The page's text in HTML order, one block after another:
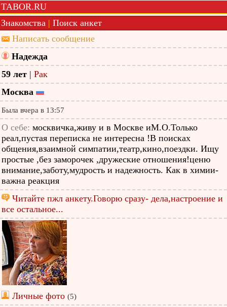
TABOR.RU
Знакомства | Поиск анкет
Написать сообщение
Надежда
59 лет | Рак
Москва
Была вчера в 13:57
О себе: москвичка,живу и в Москве иМ.О.Только
реал,пустая переписка не интересна !В поисках
общения,взаимной симпатии,театр,кино,поездки. Ищу
простые ,без заморочек ,дружеские отношения!ценю
внимание,заботу,мудрость и надежность. Как в химии-
важна реакция
Читайте пжл анкету.Говорю сразу- дела,настроение и
все остальное...
Личные фото (5)